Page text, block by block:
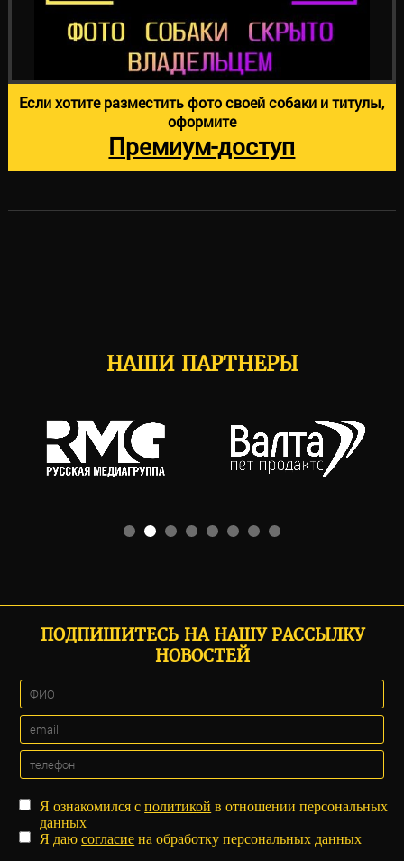
Если хотите разместить фото своей собаки и титулы,
оформите
Премиум-доступ
НАШИ ПАРТНЕРЫ
ПОДПИШИТЕСЬ НА НАШУ РАССЫЛКУ
НОВОСТЕЙ
Я ознакомился сполитикой в отношении персональных
данных
Я даюсогласие на обработку персональных данных